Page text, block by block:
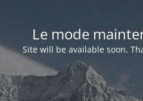
Le mode
Site will be available soon.